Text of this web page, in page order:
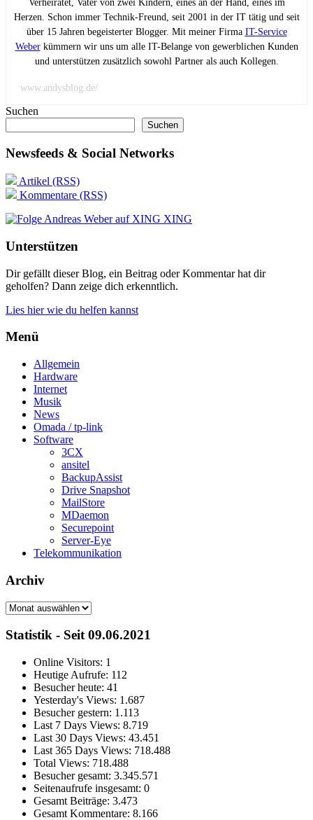
Verheiratet, Vater von zwei Kindern, eines an der Hand, eines im
Herzen. Schon immer Technik-Freund, seit 2001 in der IT tätig und seit
über 15 Jahren begeisterter Blogger. Mit meiner Firma IT-Service
Weberkümmern wir uns um alle IT-Belange von gewerblichen Kunden
und unterstützen zusätzlich sowohl Partner als auch Kollegen.
www.andysblog.de/
Suchen
Suchen
Newsfeeds & Social Networks
Artikel (RSS)
Kommentare (RSS)
XING
Unterstützen
Dir gefällt dieser Blog, ein Beitrag oder Kommentar hat dir
geholfen? Dann zeige dich erkenntlich.
Lies hier wie du helfen kannst
Menü
Allgemein
Hardware
Internet
Musik
News
Omada / tp-link
Software
3CX
ansitel
BackupAssist
Drive Snapshot
MailStore
MDaemon
Securepoint
Server-Eye
Telekommunikation
Archiv
Archiv
Statistik - Seit 09.06.2021
Online Visitors: 1
Heutige Aufrufe: 112
Besucher heute: 41
Yesterday's Views: 1.687
Besucher gestern: 1.113
Last 7 Days Views: 8.719
Last 30 Days Views: 43.451
Last 365 Days Views: 718.488
Total Views: 718.488
Besucher gesamt: 3.345.571
Seitenaufrufe insgesamt: 0
Gesamt Beiträge: 3.473
Gesamt Kommentare: 8.166